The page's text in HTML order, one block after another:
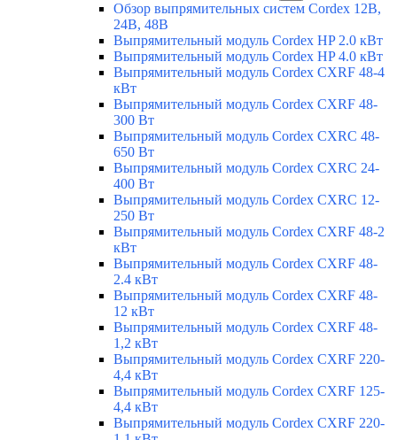
Обзор выпрямительных систем Cordex 12В,
24В, 48В
Выпрямительный модуль Cordex HP 2.0 кВт
Выпрямительный модуль Cordex HP 4.0 кВт
Выпрямительный модуль Cordex CXRF 48-4
кВт
Выпрямительный модуль Cordex CXRF 48-
300 Вт
Выпрямительный модуль Cordex CXRС 48-
650 Вт
Выпрямительный модуль Cordex CXRС 24-
400 Вт
Выпрямительный модуль Cordex CXRС 12-
250 Вт
Выпрямительный модуль Cordex CXRF 48-2
кВт
Выпрямительный модуль Cordex CXRF 48-
2.4 кВт
Выпрямительный модуль Cordex CXRF 48-
12 кВт
Выпрямительный модуль Cordex CXRF 48-
1,2 кВт
Выпрямительный модуль Cordex CXRF 220-
4,4 кВт
Выпрямительный модуль Cordex CXRF 125-
4,4 кВт
Выпрямительный модуль Cordex CXRF 220-